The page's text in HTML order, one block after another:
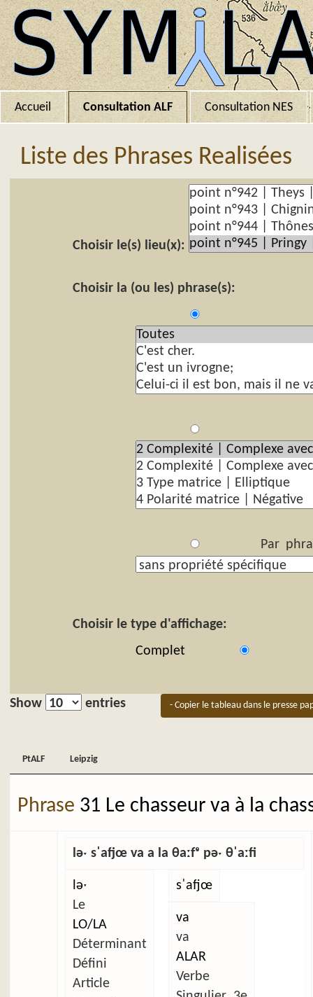
Accueil Consultation ALF Consultation NES
Liste des Phrases Realisées
Choisir le(s) lieu(x):
Choisir la (ou les) phrase(s):
Par
Choisir le type d'affichage:
Complet
Show entries - Copier le tableau dans le presse
PtALF Leipzig
Phrase 31 Le chasseur va à la
ləˑ sˈafjœ va a la θaːfᵉ pəˑ θˈaːfi
ləˑ
Le
LO/LA
Déterminant
Défini
Article
sˈafjœ
va
va
ALAR
Verbe